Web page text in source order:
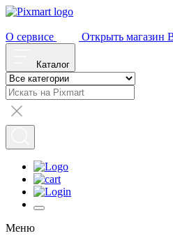
О сервисе Открыть магазин
Каталог
Меню